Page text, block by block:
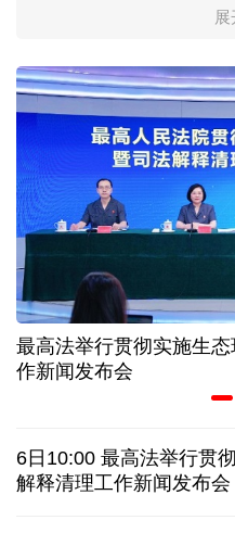
服务实体经济 财政金融打
31省份上半年外贸成绩
比一张A4纸还要薄！我
让药品更好触达患者 多
7月份中国仓储指数保持
金价大反弹！黄金以旧
特朗普再签行政令 禁止“
展
最高法举行贯彻实施生
作新闻发布会
6日10:00 最高法举行贯
解释清理工作新闻发布会